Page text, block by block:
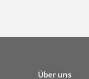
Über uns